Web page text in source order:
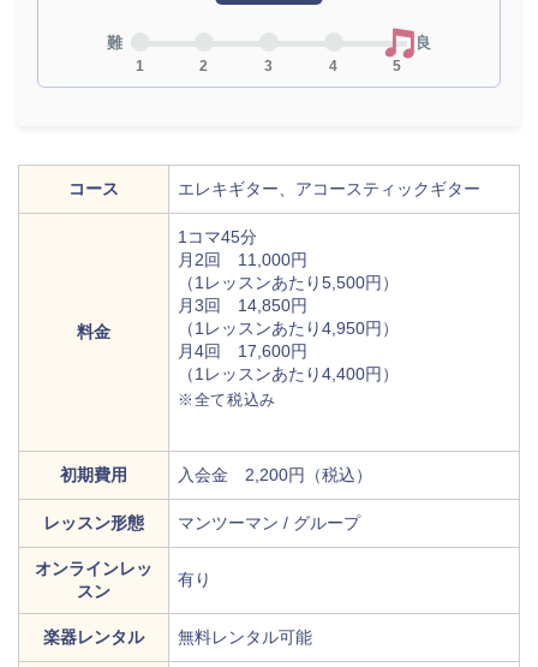
難
1 2 3 4 5
良
コース エレキギター、アコースティックギター
料金
1コマ45分
月2回 11,000円
（1レッスンあたり5,500円）
月3回 14,850円
（1レッスンあたり4,950円）
月4回 17,600円
（1レッスンあたり4,400円）
※全て税込み
初期費用 入会金 2,200円（税込）
レッスン形態 マンツーマン / グループ
オンラインレッ
スン
有り
楽器レンタル 無料レンタル可能